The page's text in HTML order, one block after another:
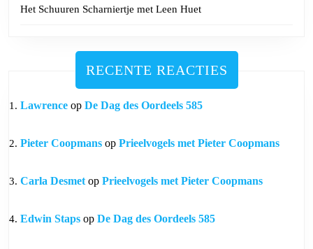
Het Schuuren Scharniertje met Leen Huet
RECENTE REACTIES
Lawrence op De Dag des Oordeels 585
Pieter Coopmans op Prieelvogels met Pieter Coopmans
Carla Desmet op Prieelvogels met Pieter Coopmans
Edwin Staps op De Dag des Oordeels 585